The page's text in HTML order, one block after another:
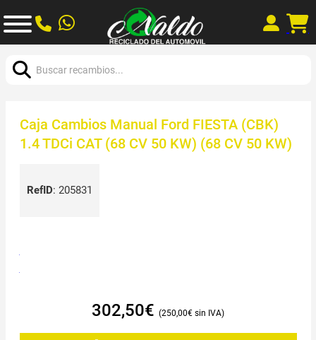
Caja Cambios Manual Ford FIESTA (CBK)
1.4 TDCi CAT (68 CV 50 KW) (68 CV 50 KW)
RefID: 205831
302,50€ 250,00€